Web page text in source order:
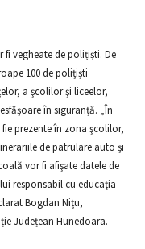
vegheate de polițiști. De
100 de poliţişti
a şcolilor şi liceelor,
în siguranţă. „În
prezente în zona şcolilor,
de patrulare auto şi
vor fi afişate datele de
responsabil cu educaţia
Bogdan Nițu,
Județean Hunedoara.